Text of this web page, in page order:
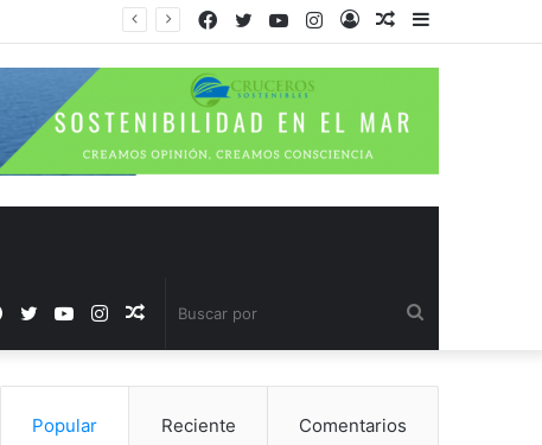
Barra
Publicación
Acceso
Instagram
YouTube
Twitter
Facebook
por
Publicación
al
Instagram
YouTube
Twitter
Facebook
Popular Reciente Comentarios